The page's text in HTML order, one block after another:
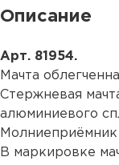
Описание
Арт. 81954.
Мачта
Стержневая
алюминиевого
Молниеприёмник
В маркировке